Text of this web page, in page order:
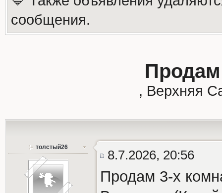
сообщения.
Продам
, Верхняя
толстый26
8.7.2026, 20:56
Продам 3-х